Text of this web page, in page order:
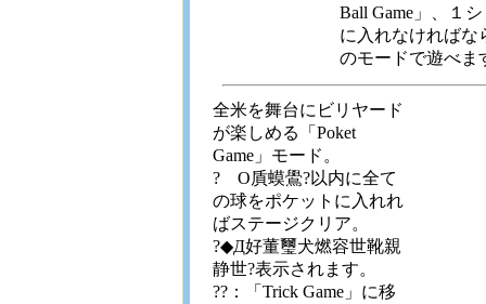
Ball Game」、１
に入れなければな
のモードで遊べま
全米を舞台にビリヤード
が楽しめる「Poket
Game」モード。
? О貭蟆鷽?以内に全て
の球をポケットに入れれ
ばステージクリア。
?◆Д好董璽犬燃容世靴親
静世?表示されます。
??：「Trick Game」に移